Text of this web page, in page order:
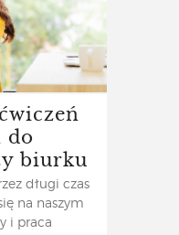
do
biurku
długi czas
na naszym
i praca